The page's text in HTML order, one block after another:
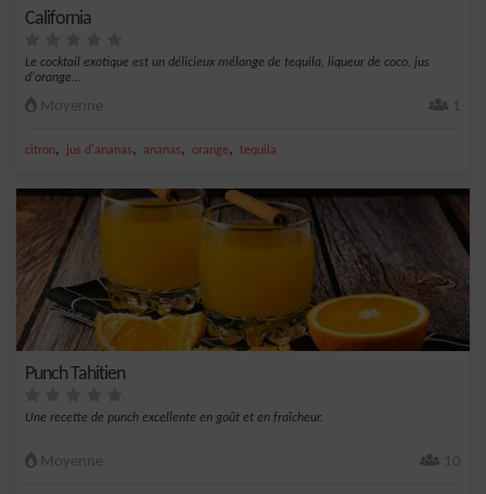
California
Le cocktail exotique est un délicieux mélange de tequila, liqueur de coco, jus
d'orange...
Moyenne 1
citron, jus d'ananas, ananas, orange, tequila
Punch Tahitien
Une recette de punch excellente en goût et en fraîcheur.
Moyenne 10